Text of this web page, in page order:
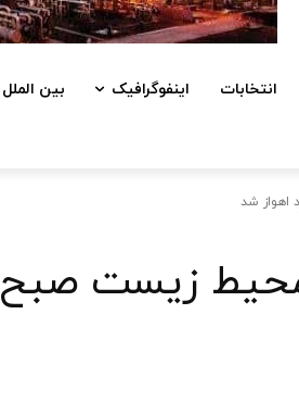
انتخابات اینفوگرافیک بین الملل
اهواز شد
زیست صبح